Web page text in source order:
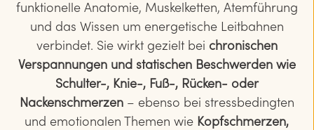
funktionelle Anatomie, Muskelketten, Atemführung
und das Wissen um energetische Leitbahnen
verbindet. Sie wirkt gezielt bei chronischen
Verspannungen und statischen Beschwerden wie
Schulter-, Knie-, Fuß-, Rücken- oder
Nackenschmerzen– ebenso bei stressbedingten
und emotionalen Themen wie Kopfschmerzen,